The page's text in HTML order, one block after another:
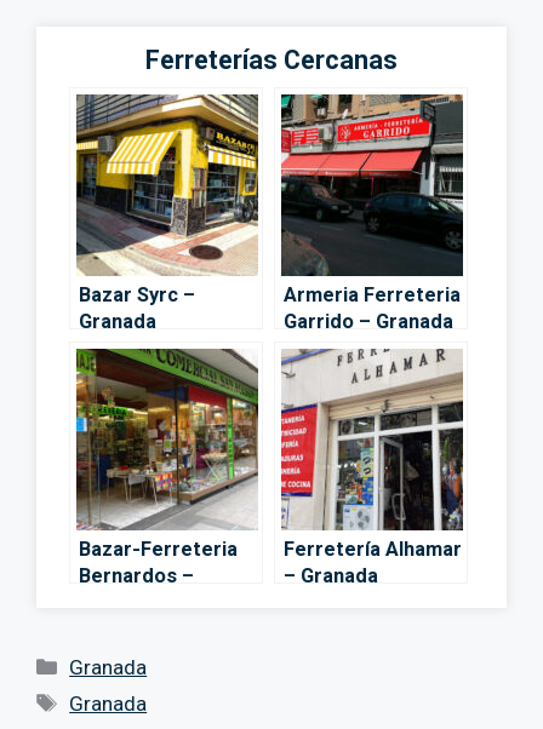
Ferreterías Cercanas
Bazar Syrc –
Granada
Armeria Ferreteria
Garrido – Granada
Bazar-Ferreteria
Bernardos –
Ferretería Alhamar
– Granada
Categorías
Granada
Etiquetas
Granada